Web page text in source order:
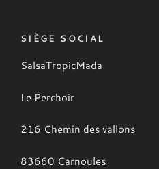
SIÈGE SOCIAL
SalsaTropicMada
Le Perchoir
216 Chemin des vallons
83660 Carnoules